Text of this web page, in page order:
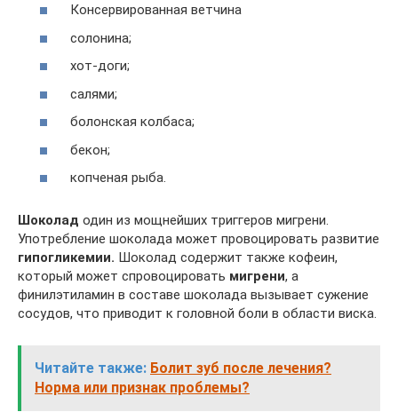
Консервированная ветчина
солонина;
хот-доги;
салями;
болонская колбаса;
бекон;
копченая рыба.
Шоколад один из мощнейших триггеров мигрени.
Употребление шоколада может провоцировать развитие
гипогликемии. Шоколад содержит также кофеин,
который может спровоцировать мигрени, а
финилэтиламин в составе шоколада вызывает сужение
сосудов, что приводит к головной боли в области виска.
Читайте также: Болит зуб после лечения?
Норма или признак проблемы?